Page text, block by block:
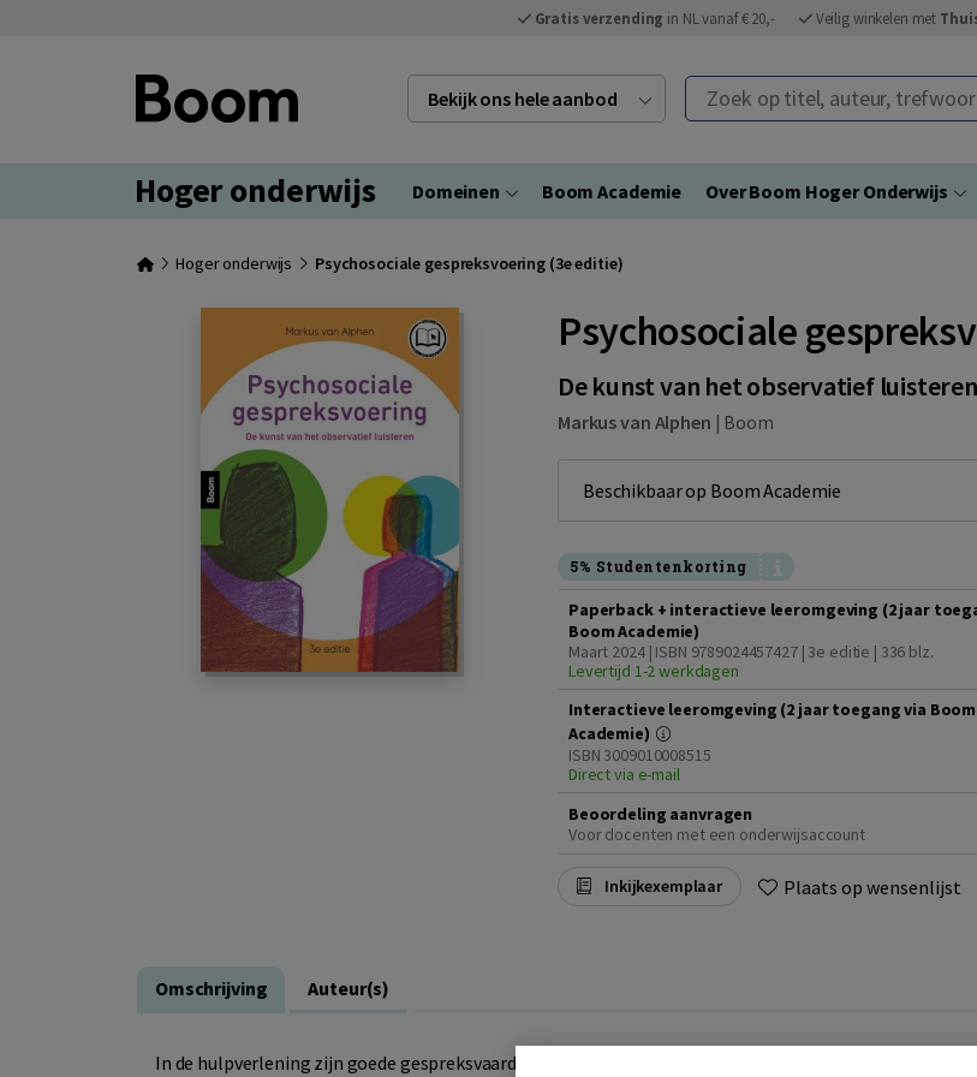
Gratis verzending in NL vanaf € 20,- Veilig winkelen met
Bekijk ons hele aanbod Zoek op titel, auteur, trefwoord of
Hoger onderwijs Domeinen Boom Academie Over Boom Hoger Onderwijs
Hoger onderwijs Psychosociale gespreksvoering (3e editie)
Psychosociale
De kunst van het observatief luisteren
Markus van Alphen | Boom
Beschikbaar op Boom Academie
5% Studentenkorting
Paperback + interactieve leeromgeving (2 jaar
Boom Academie)
Maart 2024 | ISBN 9789024457427 | 3e editie | 336 blz.
Levertijd 1-2 werkdagen
Interactieve leeromgeving (2 jaar toegang via Boom
Academie)
ISBN 3009010008515
Direct via e-mail
Beoordeling aanvragen
Voor docenten met een onderwijsaccount
Inkijkexemplaar Plaats op wensenlijst
Omschrijving Auteur(s)
In de hulpverlening zijn goede gespreksvaardigheden essentieel om volledig te begrijpen met welk